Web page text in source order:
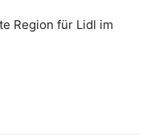
Region für Lidl im